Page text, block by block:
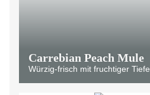
Carrebian Peach Mule
Würzig-frisch mit fruchtiger Tiefe.